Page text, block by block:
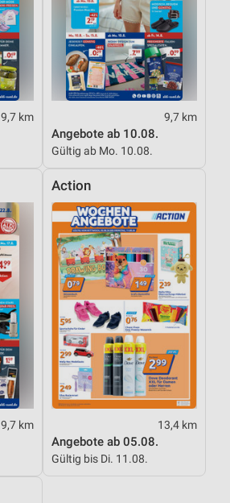
9,7 km 9,7 km
Angebote ab 10.08.
Gültig ab Mo. 10.08.
9,7 km
Action
13,4 km
Angebote ab 05.08.
Gültig bis Di. 11.08.